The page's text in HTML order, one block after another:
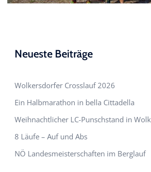
Neueste Beiträge
Wolkersdorfer Crosslauf 2026
Ein Halbmarathon in bella Cittadella
Weihnachtlicher LC-Punschstand in
8 Läufe – Auf und Abs
NÖ Landesmeisterschaften im Berglauf